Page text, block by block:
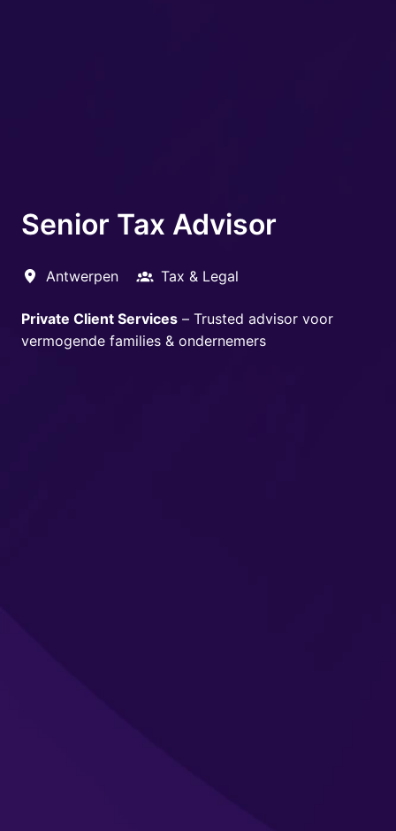
Senior Tax Advisor
Antwerpen Tax & Legal
Private Client Services – Trusted advisor voor
vermogende families & ondernemers